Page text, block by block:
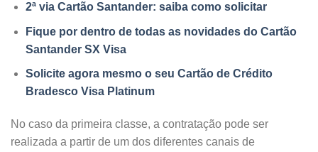
2ª via Cartão Santander: saiba como solicitar
Fique por dentro de todas as novidades do Cartão
Santander SX Visa
Solicite agora mesmo o seu Cartão de Crédito
Bradesco Visa Platinum
No caso da primeira classe, a contratação pode ser
realizada a partir de um dos diferentes canais de